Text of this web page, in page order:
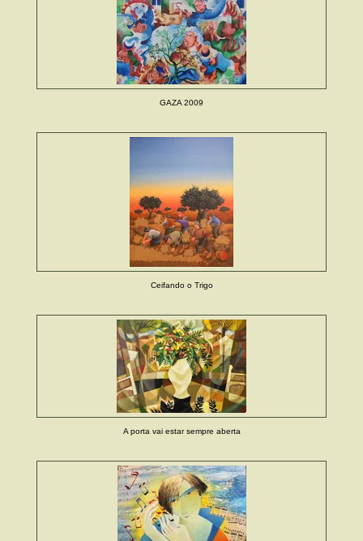
GAZA 2009
Ceifando o Trigo
A porta vai estar sempre aberta